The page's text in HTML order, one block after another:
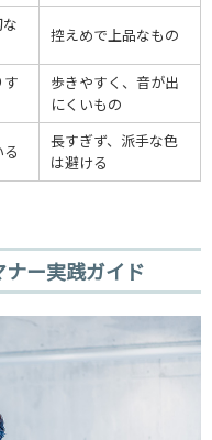
控えめで上品なもの
歩きやすく、音が出
にくいもの
長すぎず、派手な色
は避ける
ー実践ガイド